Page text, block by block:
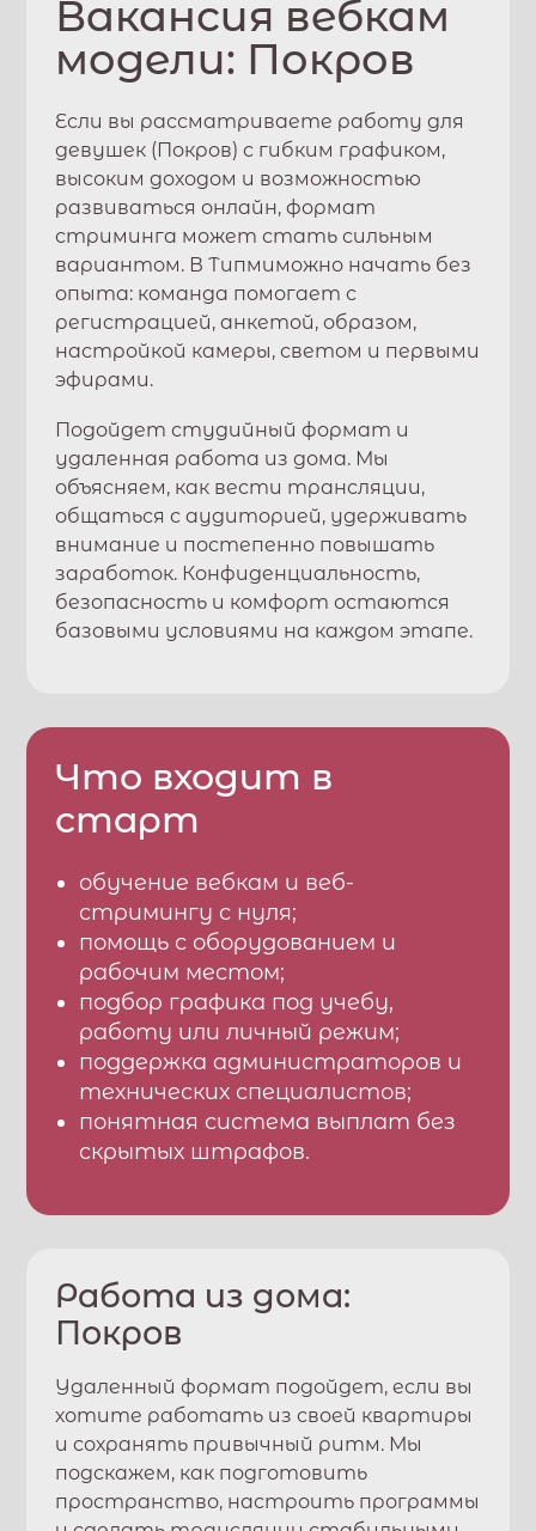
Вакансия вебкам
модели: Покров
Если вы рассматриваете работу для
девушек (Покров) с гибким графиком,
высоким доходом и возможностью
развиваться онлайн, формат
стриминга может стать сильным
вариантом. ВТипмиможно начать без
опыта: команда помогает с
регистрацией, анкетой, образом,
настройкой камеры, светом и первыми
эфирами.
Подойдет студийный формат и
удаленная работа из дома. Мы
объясняем, как вести трансляции,
общаться с аудиторией, удерживать
внимание и постепенно повышать
заработок. Конфиденциальность,
безопасность и комфорт остаются
базовыми условиями на каждом этапе.
Что входит в
старт
обучение вебкам и веб-
стримингу с нуля;
помощь с оборудованием и
рабочим местом;
подбор графика под учебу,
работу или личный режим;
поддержка администраторов и
технических специалистов;
понятная система выплат без
скрытых штрафов.
Работа из дома:
Покров
Удаленный формат подойдет, если вы
хотите работать из своей квартиры
и сохранять привычный ритм. Мы
подскажем, как подготовить
пространство, настроить программы